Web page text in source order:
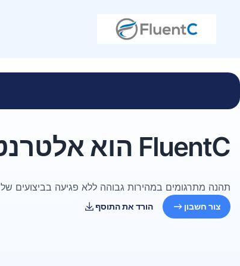
FluentC הוא אלטרנטיבה ל-WPML
תהנה מתרגומים במהירות גבוהה ללא פגיעה בביצועים של WPML
צור חשבון הורד את התוסף